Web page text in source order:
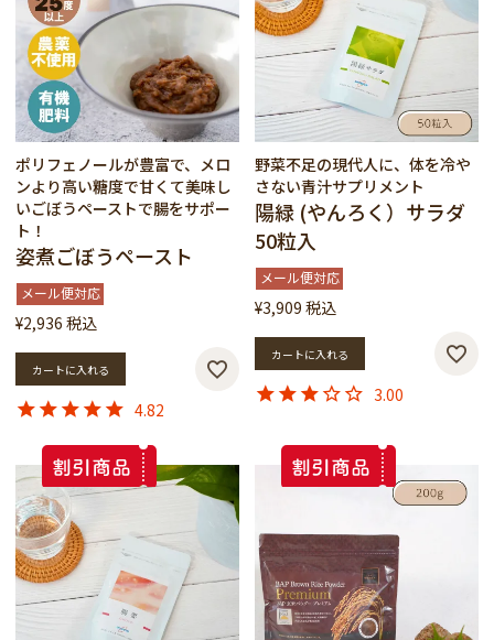
ポリフェノールが豊富で、メロ
ンより高い糖度で甘くて美味し
いごぼうペーストで腸をサポー
ト！
姿煮ごぼうペースト
メール便対応
¥2,936 税込
カートに入れる
4.82
野菜不足の現代人に、体を冷や
さない青汁サプリメント
陽緑 (やんろく）サラダ
50粒入
メール便対応
¥3,909 税込
カートに入れる
3.00